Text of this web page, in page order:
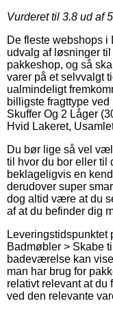
Vurderet til 3.8 ud af
De fleste webshops i
udvalg af løsninger
pakkeshop, og så
varer på et selvvalgt
ualmindeligt
billigste fragttype
Skuffer Og 2 Låger
Hvid Lakeret,
Du bør lige så vel
til hvor du bor eller til
beklageligvis en
derudover super
dog altid være at du
af at du befinder dig
Leveringstidspunktet
Badmøbler > Skabe
badeværelse kan
man har brug for
relativt relevant at du
ved den relevante